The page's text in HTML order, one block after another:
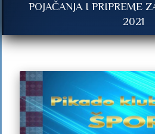
POJAČANJA I PRIPREME
2021